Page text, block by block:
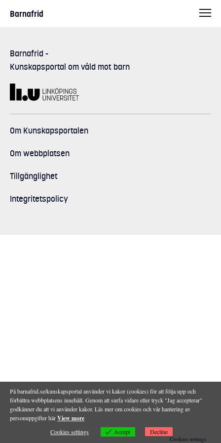
Barnafrid
Barnafrid -
Kunskapsportal om våld mot barn
Om Kunskapsportalen
Om webbplatsen
Tillgänglighet
Integritetspolicy
På barnafrid.se/kunskapsportal använder vi kakor (cookies) för att följa upp och
förbättra webbplatsens innehåll. Genom att surfa vidare eller tryck "Jag accepterar"
godkänner du att vi använder kakor. Läs mer om cookies och vår hantering av
personuppgifter härView more
Cookies settings Accept Decline
Cookies settings